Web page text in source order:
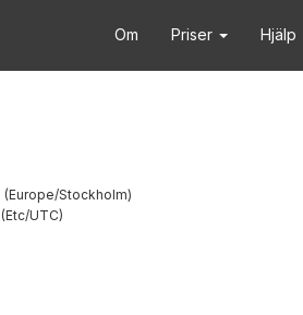
Om Priser Hjälp
Europe/Stockholm
Etc/UTC